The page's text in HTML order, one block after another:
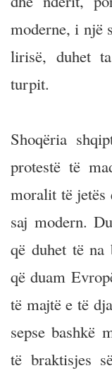
moderne, i një
lirisë, duhet
turpit.
Shoqëria
protestë të
moralit të jetës
saj modern.
që duhet të na
që duam
të majtë e të
sepse bashkë
të braktisjes